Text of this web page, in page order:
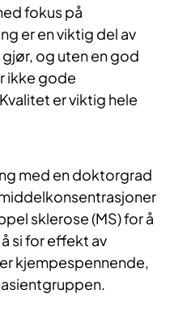
fokus på
er en viktig del av
og uten en god
ikke gode
er viktig hele
med en doktorgrad
sklerose (MS) for å
si for effekt av
kjempespennende,